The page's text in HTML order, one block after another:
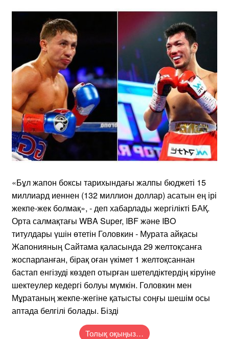
«Бұл жапон боксы тарихындағы жалпы бюджеті 15
миллиард иеннен (132 миллион доллар) асатын ең ірі
жекпе-жек болмақ», - деп хабарлады жергілікті БАҚ.
Орта салмақтағы WBA Super, IBF және IBO
титулдары үшін өтетін Головкин - Мурата айқасы
Жапонияның Сайтама қаласында 29 желтоқсанға
жоспарланған, бірақ оған үкімет 1 желтоқсаннан
бастап енгізуді көздеп отырған шетелдіктердің кіруіне
шектеулер кедергі болуы мүмкін. Головкин мен
Мұратаның жекпе-жегіне қатысты соңғы шешім осы
аптада белгілі болады. Бізді
Толық оқыңыз…